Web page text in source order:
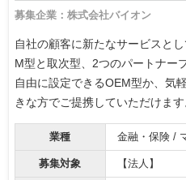
募集企業：株式会社バイオン
自社の顧客に新たなサービスと
M型と取次型、2つのパートナー
自由に設定できるOEM型か、気
きな方でご提携していただけます
業種 金融・保険 /
募集対象 【法人】